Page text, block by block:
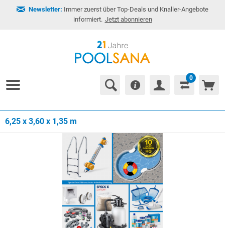
Newsletter: Immer zuerst über Top-Deals und Knaller-Angebote
informiert. Jetzt abonnieren
0
6,25 x 3,60 x 1,35 m